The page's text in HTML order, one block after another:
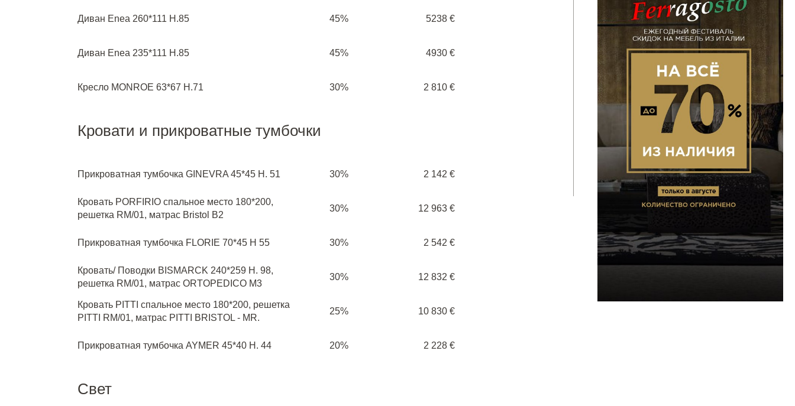
Диван Enea 260*111 H.85 45% 5238 €
Диван Enea 235*111 H.85 45% 4930 €
Кресло MONROE 63*67 H.71 30% 2 810 €
Кровати и прикроватные тумбочки
Прикроватная тумбочка GINEVRA45*45 H. 51 30% 2 142 €
Кровать PORFIRIOспальное место 180*200,
решетка RM/01, матрас Bristol B2
30% 12 963 €
Прикроватная тумбочка FLORIE 70*45 Н 55 30% 2 542 €
Кровать/ Поводки BISMARCK 240*259 H. 98,
решетка RM/01, матрас ORTOPEDICO M3
30% 12 832 €
Кровать PITTI спальное место 180*200, решетка
PITTI RM/01, матрас PITTI BRISTOL - MR.
25% 10 830 €
Прикроватная тумбочка AYMER 45*40 H. 44 20% 2 228 €
Свет